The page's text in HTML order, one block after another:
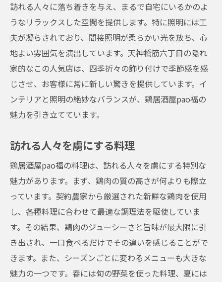
訪れる人々に落ち着きを与え、まるで自宅にいるかのよ
うなリラックスした空間を提供します。特に照明には工
夫が凝らされており、間接照明が柔らかい光を放ち、心
地よい雰囲気を演出しています。天神橋筋六丁目の隠れ
家的なこの人気店は、四季折々の飾り付けで季節感を感
じさせ、お客様に常に新しい驚きを提供しています。イ
ンテリアと照明の絶妙なバランスが、鶏居酒屋pao福の
魅力を引き立てています。
訪れる人々を虜にする料理
鶏居酒屋pao福の料理は、訪れる人々を虜にする特別な
魅力があります。まず、鶏肉の質の高さが何よりも際立
っています。契約農家から厳選された新鮮な鶏肉を使用
し、各種料理に合わせて最適な調理法を駆使していま
す。その結果、鶏肉のジューシーさと旨味が最大限に引
き出され、一口食べるだけでその違いを感じることがで
きます。また、シーズンごとに変わるメニューも大きな
魅力の一つです。春には旬の野菜を使った料理、夏には